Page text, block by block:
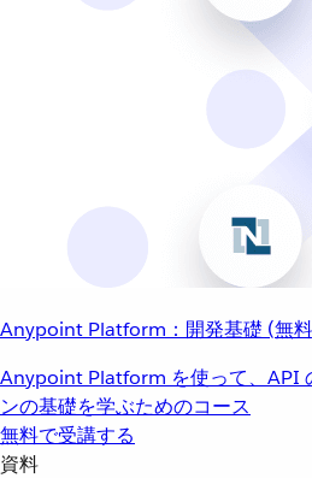
Anypoint Platform：開発基礎 (無
Anypoint Platform を使って、API
ンの基礎を学ぶためのコース
無料で受講する
資料